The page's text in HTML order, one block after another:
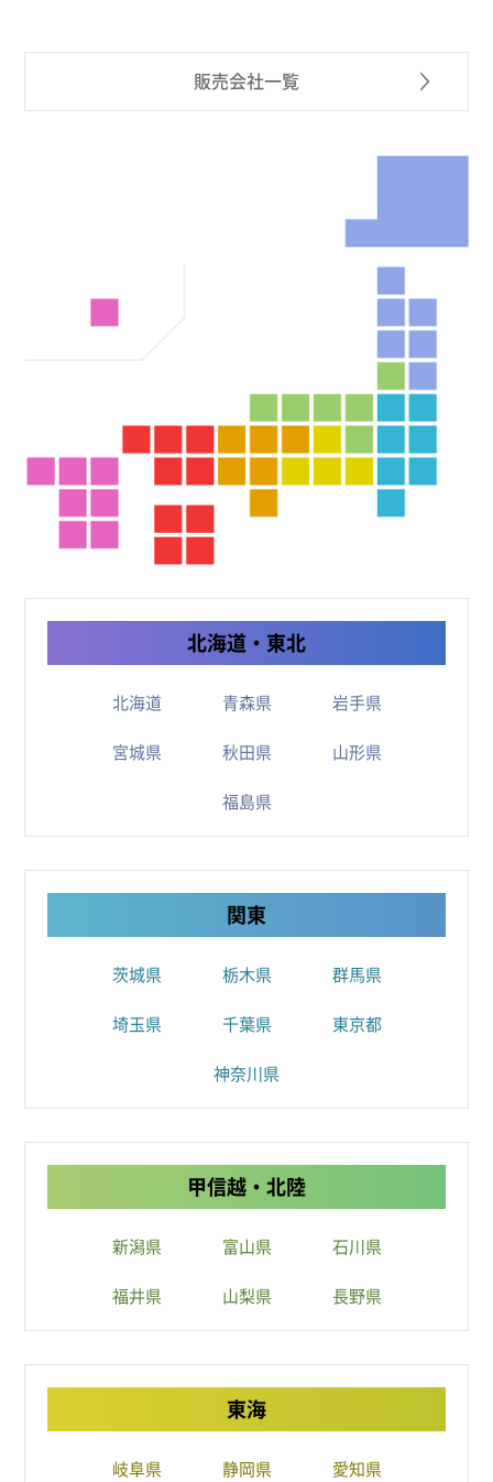
販売会社一覧
北海道・東北
北海道 青森県 岩手県
宮城県 秋田県 山形県
福島県
関東
茨城県 栃木県 群馬県
埼玉県 千葉県 東京都
神奈川県
甲信越・北陸
新潟県 富山県 石川県
福井県 山梨県 長野県
東海
岐阜県 静岡県 愛知県